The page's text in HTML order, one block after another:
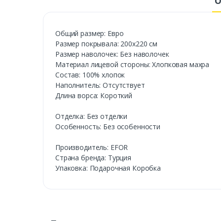
Общий размер: Евро
Размер покрывала: 200х220 см
Размер наволочек: Без наволочек
Материал лицевой стороны: Хлопковая махра
Состав: 100% хлопок
Наполнитель: Отсутствует
Длина ворса: Короткий
Отделка: Без отделки
Особенность: Без особенности
Производитель: EFOR
Страна бренда: Турция
Упаковка: Подарочная Коробка